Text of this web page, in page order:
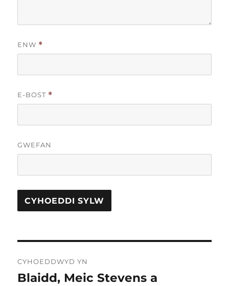
ENW *
E-BOST *
GWEFAN
cofnod
CYHOEDDWYD YN
Blaidd, Meic Stevens a